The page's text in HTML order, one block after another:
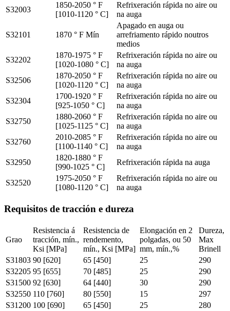
S32003
1850-2050 ° F
[1010-1120 ° C]
Refrixeración rápida no aire ou
na auga
S32101 1870 ° F Mín
Apagado en auga ou
arrefriamento rápido noutros
medios
S32202
1870-1975 ° F
[1020-1080 ° C]
Refrixeración rápida no aire ou
na auga
S32506
1870-2050 ° F
[1020-1120 ° C]
Refrixeración rápida no aire ou
na auga
S32304
1700-1920 ° F
[925-1050 ° C]
Refrixeración rápida no aire ou
na auga
S32750
1880-2060 ° F
[1025-1125 ° C]
Refrixeración rápida no aire ou
na auga
S32760
2010-2085 ° F
[1100-1140 ° C]
Refrixeración rápida no aire ou
na auga
S32950
1820-1880 ° F
[990-1025 ° C]
Refrixeración rápida na auga
S32520
1975-2050 ° F
[1080-1120 ° C]
Refrixeración rápida no aire ou
na auga
Requisitos de tracción e dureza
Grao
Resistencia á
tracción, mín.,
Ksi [MPa]
Resistencia de
rendemento,
mín., Ksi [MPa]
Elongación en 2
polgadas, ou 50
mm, mín.,%
Dureza,
Max
Brinell
S31803 90 [620] 65 [450] 25
290
S32205 95 [655] 70 [485] 25
290
S31500 92 [630] 64 [440] 30
290
S32550 110 [760] 80 [550] 15
297
S31200 100 [690] 65 [450] 25
280